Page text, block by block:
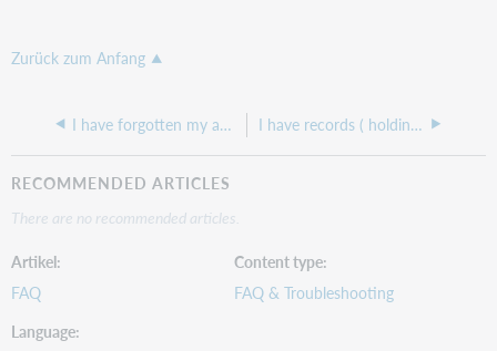
Zurück zum Anfang
I have forgotten my authorization for Connexion. I have records ( holdings ) in my Local save file that won't delete using Batch.
RECOMMENDED ARTICLES
There are no recommended articles.
Artikel
FAQ
Content type
FAQ & Troubleshooting
Language